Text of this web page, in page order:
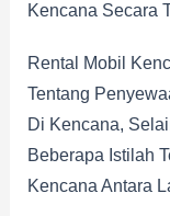
Kencana Secara
Rental Mobil
Tentang
Di Kencana,
Beberapa Istilah
Kencana Antara